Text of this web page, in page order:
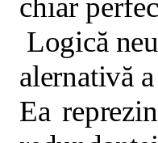
chiar
Logică
alernativă
Ea